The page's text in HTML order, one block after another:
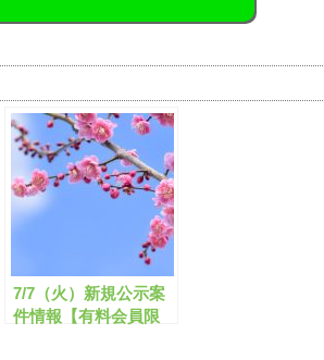
7/7（火）新規公示案
件情報【有料会員限